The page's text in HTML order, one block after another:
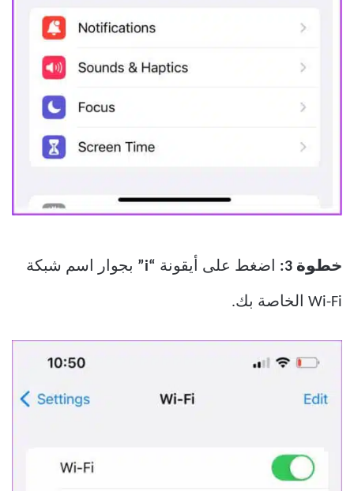
خطوة 3: اضغط على أيقونة “i” بجوار اسم شبكة
Wi-Fi الخاصة بك.